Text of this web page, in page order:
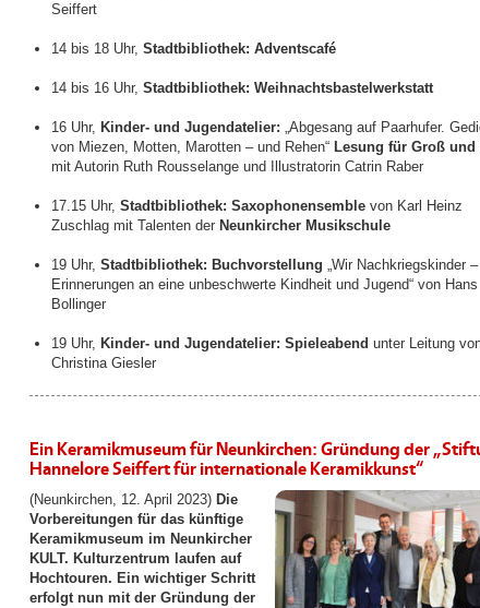
Seiffert
14 bis 18 Uhr, Stadtbibliothek: Adventscafé
14 bis 16 Uhr, Stadtbibliothek: Weihnachtsbastelwerkstatt
16 Uhr, Kinder- und Jugendatelier: „Abgesang auf Paarhufer.
von Miezen, Motten, Marotten – und Rehen“ Lesung für Groß und
mit Autorin Ruth Rousselange und Illustratorin Catrin Raber
17.15 Uhr, Stadtbibliothek: Saxophonensemble von Karl Heinz
Zuschlag mit Talenten der Neunkircher Musikschule
19 Uhr, Stadtbibliothek: Buchvorstellung „Wir Nachkriegskinder –
Erinnerungen an eine unbeschwerte Kindheit und Jugend“ von Hans
Bollinger
19 Uhr, Kinder- und Jugendatelier: Spieleabend unter Leitung
Christina Giesler
Ein Keramikmuseum für Neunkirchen: Gründung der
Hannelore Seiffert für internationale Keramikkunst“
(Neunkirchen, 12. April 2023)Die
Vorbereitungen für das künftige
Keramikmuseum im Neunkircher
KULT. Kulturzentrum laufen auf
Hochtouren. Ein wichtiger Schritt
erfolgt nun mit der Gründung der